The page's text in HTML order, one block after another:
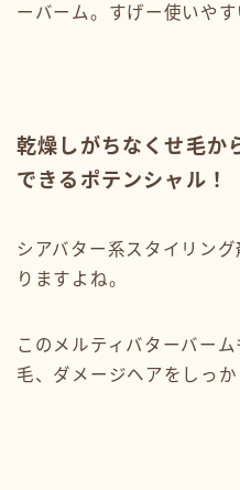
ーバーム。すげー使いやす
乾燥しがちなくせ毛か
できるポテンシャル！
シアバター系スタイリン
りますよね。
このメルティバターバー
毛、ダメージヘアをしっか